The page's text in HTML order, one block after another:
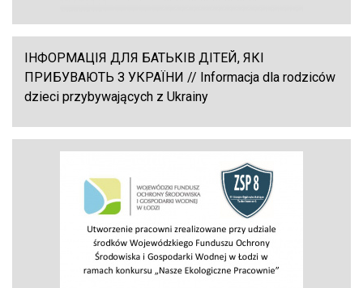
ІНФОРМАЦІЯ ДЛЯ БАТЬКІВ ДІТЕЙ, ЯКІ
ПРИБУВАЮТЬ З УКРАЇНИ // Informacja dla rodziców
dzieci przybywających z Ukrainy